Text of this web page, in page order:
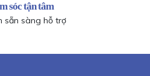
sóc tận tâm
sẵn sàng hỗ trợ